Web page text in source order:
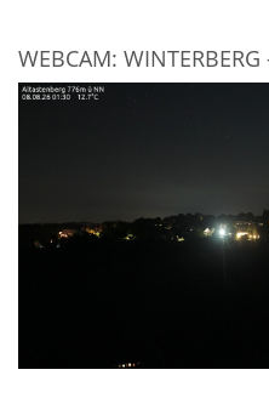
WEBCAM: WINTERBERG